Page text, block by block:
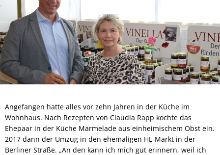
Angefangen hatte alles vor zehn Jahren in der Küche im
Wohnhaus. Nach Rezepten von Claudia Rapp kochte das
Ehepaar in der Küche Marmelade aus einheimischem Obst ein.
2017 dann der Umzug in den ehemaligen HL-Markt in der
Berliner Straße. „An den kann ich mich gut erinnern, weil ich